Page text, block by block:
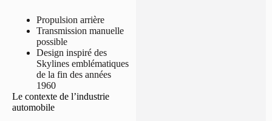
Propulsion arrière
Transmission manuelle
possible
Design inspiré des
Skylines emblématiques
de la fin des années
1960
Le contexte de l’industrie
automobile